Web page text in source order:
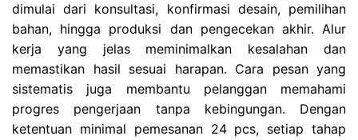
dimulai dari konsultasi, konfirmasi desain, pemilihan
bahan, hingga produksi dan pengecekan akhir. Alur
kerja yang jelas meminimalkan kesalahan dan
memastikan hasil sesuai harapan. Cara pesan yang
sistematis juga membantu pelanggan memahami
progres pengerjaan tanpa kebingungan. Dengan
ketentuan minimal pemesanan 24 pcs, setiap tahap